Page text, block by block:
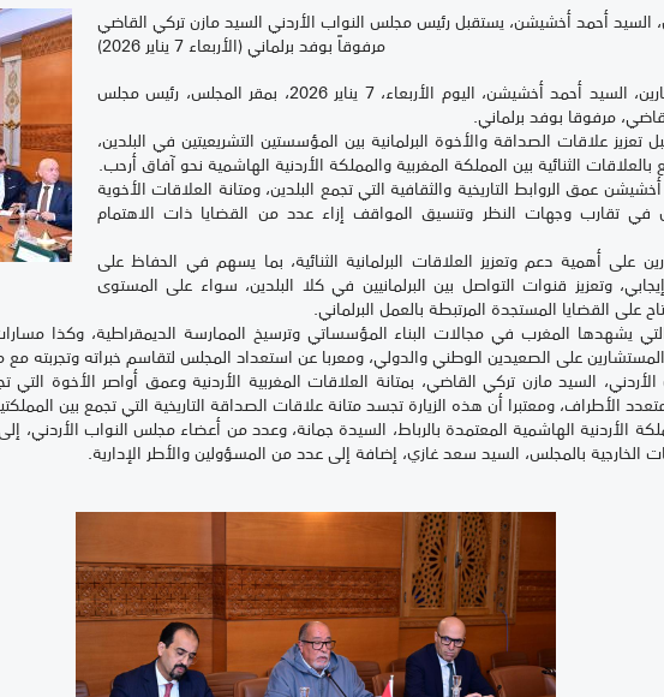
السيد أحمد أخشيشن، يستقبل رئيس مجلس النواب الأردني السيد مازن تركي القاضي
مرفوقاً بوفد برلماني (الأربعاء 7 يناير 2026)
استقبل نائب رئيس مجلس المستشارين، السيد أحمد أخشيشن، اليوم الأربعاء، 7 يناير 2026، بمقر المجلس، رئيس مجلس
مرفوقا بوفد برلماني.
علاقات الصداقة والأخوة البرلمانية بين المؤسستين التشريعيتين في البلدين،
بالعلاقات الثنائية بين المملكة المغربية والمملكة الأردنية الهاشمية نحو آفاق أرحب.
عمق الروابط التاريخية والثقافية التي تجمع البلدين، ومتانة العلاقات الأخوية
في تقارب وجهات النظر وتنسيق المواقف إزاء عدد من القضايا ذات الاهتمام
أهمية دعم وتعزيز العلاقات البرلمانية الثنائية، بما يسهم في الحفاظ على
وتعزيز قنوات التواصل بين البرلمانيين في كلا البلدين، سواء على المستوى
على القضايا المستجدة المرتبطة بالعمل البرلماني.
يشهدها المغرب في مجالات البناء المؤسساتي وترسيخ الممارسة الديمقراطية، وكذا
المستشارين على الصعيدين الوطني والدولي، ومعربا عن استعداد المجلس لتقاسم خبراته وتجربته
السيد مازن تركي القاضي، بمتانة العلاقات المغربية الأردنية وعمق أواصر الأخوة التي
الأطراف، ومعتبرا أن هذه الزيارة تجسد متانة علاقات الصداقة التاريخية التي تجمع بين
الأردنية الهاشمية المعتمدة بالرباط، السيدة جمانة، وعدد من أعضاء مجلس النواب الأردني،
الخارجية بالمجلس، السيد سعد غازي، إضافة إلى عدد من المسؤولين والأطر الإدارية.